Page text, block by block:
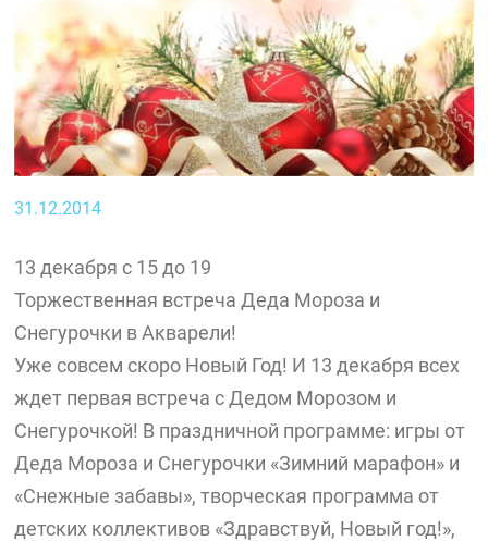
31.12.2014
13 декабря с 15 до 19
Торжественная встреча Деда Мороза и
Снегурочки в Акварели!
Уже совсем скоро Новый Год! И 13 декабря всех
ждет первая встреча с Дедом Морозом и
Снегурочкой! В праздничной программе: игры от
Деда Мороза и Снегурочки «Зимний марафон» и
«Снежные забавы», творческая программа от
детских коллективов «Здравствуй, Новый год!»,